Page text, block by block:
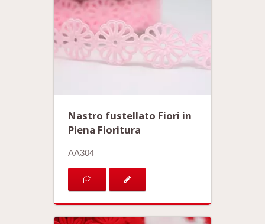
Nastro fustellato Fiori in
Piena Fioritura
AA304